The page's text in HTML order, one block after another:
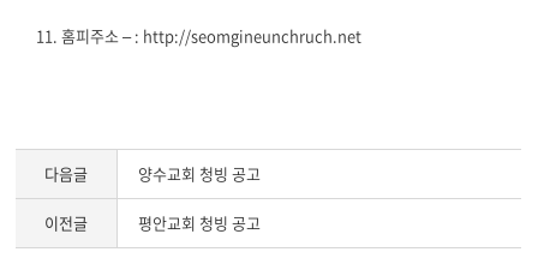
11. 홈피주소 – : http://seomgineunchruch.net
다음글 양수교회 청빙 공고
이전글 평안교회 청빙 공고